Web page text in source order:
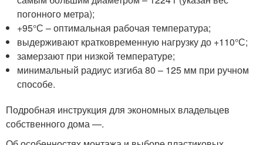
погонного метра);
+95°С – оптимальная рабочая температура;
выдерживают кратковременную нагрузку до +110°С;
замерзают при низкой температуре;
минимальный радиус изгиба 80 – 125 мм при ручном
способе.
Подробная инструкция для экономных владельцев
собственного дома —.